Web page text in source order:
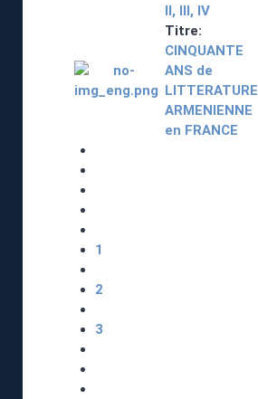
II, III, IV
Titre:
CINQUANTE
ANS de
LITTERATURE
ARMENIENNE
en FRANCE
1
2
3